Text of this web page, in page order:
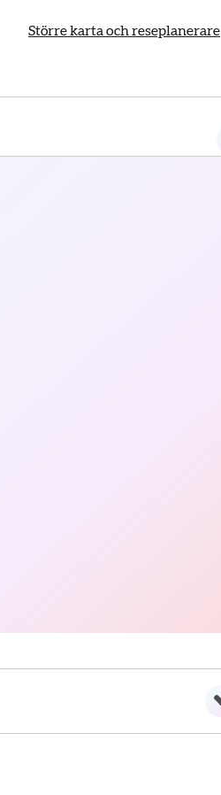
Större karta och reseplanerare